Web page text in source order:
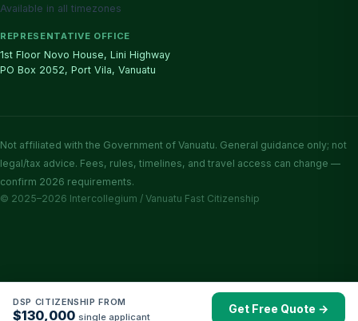
Available in all timezones
REPRESENTATIVE OFFICE
1st Floor Novo House, Lini Highway
PO Box 2052, Port Vila, Vanuatu
Not affiliated with the Government of Vanuatu. General guidance only; not
legal/tax advice. Fees, rules, timelines, and travel access can change —
confirm 2026 requirements.
© 2025–2026 Intercollegium / Vanuatu Fast Citizenship
DSP CITIZENSHIP FROM
$130,000 single applicant
Get Free Quote →